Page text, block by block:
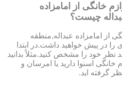
خانگی از امامزاده
چیست؟
از امامزاده عبداله,منطقه
را در پیش خواهید داشت.در ابتدا
نظر خود را مشخص کنید.مثلاً بدانید
اسنوا دارید یا امرسان و
گرفته اید.